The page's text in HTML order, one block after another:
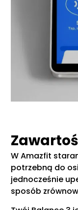
W Amazfit
potrzebną do
jednocześnie
sposób